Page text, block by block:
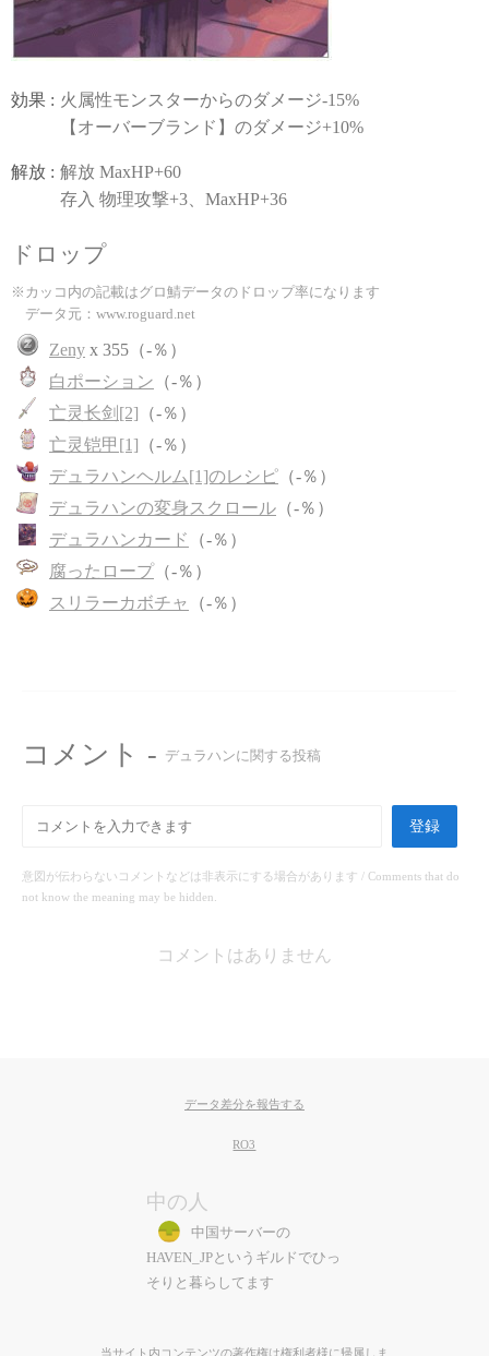
効果 : 火属性モンスターからのダメージ-15%
【オーバーブランド】のダメージ+10%
解放 : 解放 MaxHP+60
存入 物理攻撃+3、MaxHP+36
ドロップ
※カッコ内の記載はグロ鯖データのドロップ率になります
データ元：www.roguard.net
Zeny x 355（-％）
白ポーション （-％）
亡灵长剑[2] （-％）
亡灵铠甲[1] （-％）
デュラハンヘルム[1]のレシピ （-％）
デュラハンの変身スクロール （-％）
デュラハンカード
（-％）
腐ったロープ（-％）
スリラーカボチャ
（-％）
コメント - デュラハンに関する投稿
登録
意図が伝わらないコメントなどは非表示にする場合があります / Comments that do
not know the meaning may be hidden.
コメントはありません
データ差分を報告する
RO3
中の人
中国サーバーの
HAVEN_JPというギルドでひっ
そりと暮らしてます
当サイト内コンテンツの著作権は権利者様に帰属しま